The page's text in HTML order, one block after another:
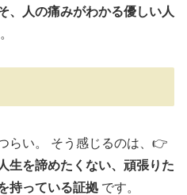
、人の痛みがわかる優しい人
らい。 そう感じるのは、👉
生を諦めたくない、頑張りた
持っている証拠 です。